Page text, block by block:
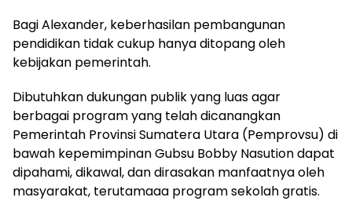
Bagi Alexander, keberhasilan pembangunan
pendidikan tidak cukup hanya ditopang oleh
kebijakan pemerintah.
Dibutuhkan dukungan publik yang luas agar
berbagai program yang telah dicanangkan
Pemerintah Provinsi Sumatera Utara (Pemprovsu) di
bawah kepemimpinan Gubsu Bobby Nasution dapat
dipahami, dikawal, dan dirasakan manfaatnya oleh
masyarakat, terutamaaa program sekolah gratis.